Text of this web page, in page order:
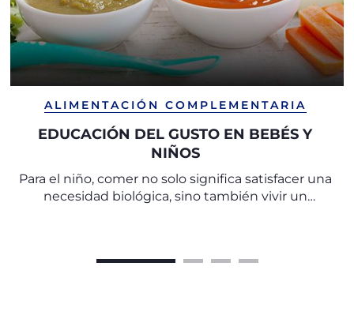
ALIMENTACIÓN COMPLEMENTARIA
EDUCACIÓN DEL GUSTO EN BEBÉS Y
NIÑOS
Para el niño, comer no solo significa satisfacer una
necesidad biológica, sino también vivir un